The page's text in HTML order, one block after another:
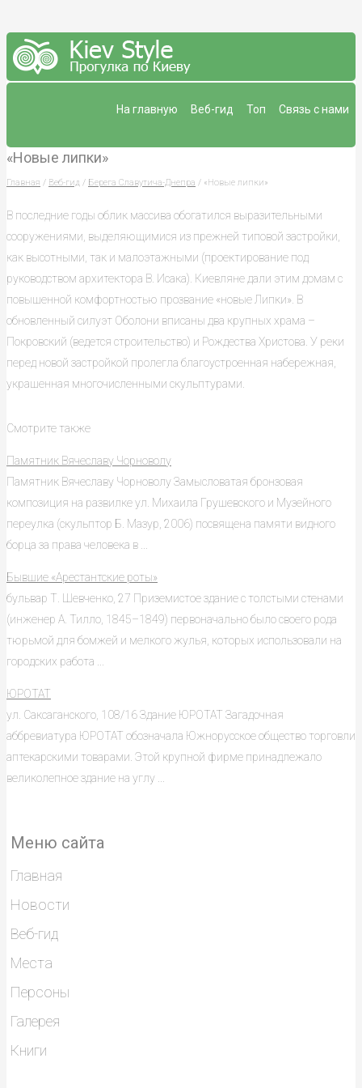
Связь с нами
Топ
Веб-гид
На главную
«Новые липки»
Главная / Веб-гид / Берега Славутича-Днепра / «Новые липки»
В последние годы облик массива обогатился выразительными
сооружениями, выделяющимися из прежней типовой застройки,
как высотными, так и малоэтажными (проектирование под
руководством архитектора В. Исака). Киевляне дали этим домам с
повышенной комфортностью прозвание «новые Липки». В
обновленный силуэт Оболони вписаны два крупных храма –
Покровский (ведется строительство) и Рождества Христова. У реки
перед новой застройкой пролегла благоустроенная набережная,
украшенная многочисленными скульптурами.
Смотрите также
Памятник Вячеславу Чорноволу
Памятник Вячеславу Чорноволу Замысловатая бронзовая
композиция на развилке ул. Михаила Грушевского и Музейного
переулка (скульптор Б. Мазур, 2006) посвящена памяти видного
борца за права человека в ...
Бывшие «Арестантские роты»
бульвар Т. Шевченко, 27 Приземистое здание с толстыми стенами
(инженер А. Тилло, 1845–1849) первоначально было своего рода
тюрьмой для бомжей и мелкого жулья, которых использовали на
городских работа ...
ЮРОТАТ
ул. Саксаганского, 108/16 Здание ЮРОТАТ Загадочная
аббревиатура ЮРОТАТ обозначала Южнорусское общество торговли
аптекарскими товарами. Этой крупной фирме принадлежало
великолепное здание на углу ...
Меню сайта
Главная
Новости
Веб-гид
Места
Персоны
Галерея
Книги